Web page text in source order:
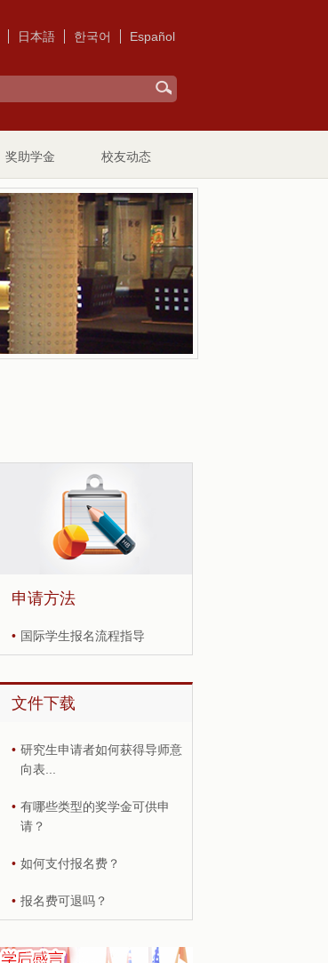
日本語 한국어 Español
奖助学金 校友动态
申请方法
• 国际学生报名流程指导
文件下载
• 研究生申请者如何获得导师意
向表...
• 有哪些类型的奖学金可供申
请？
• 如何支付报名费？
• 报名费可退吗？